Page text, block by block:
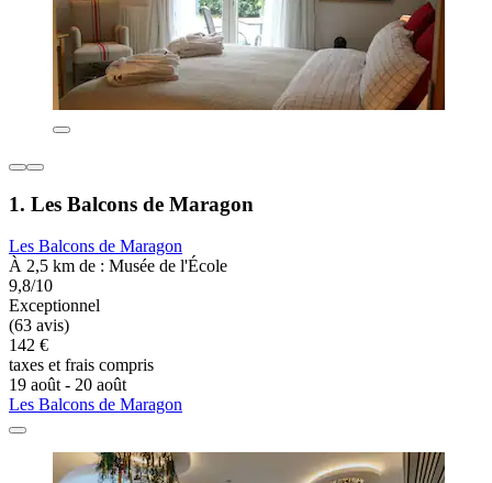
1. Les Balcons de Maragon
Les Balcons de Maragon
À 2,5 km de : Musée de l'École
9,8/10
Exceptionnel
(63 avis)
142 €
taxes et frais compris
19 août - 20 août
Les Balcons de Maragon